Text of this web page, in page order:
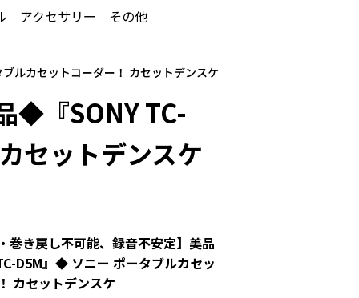
アクセサリー その他
ルカセットコーダー！ カセットデンスケ
◆『SONY TC-
セットデンスケ
巻き戻し不可能、録音不安定】美品
D5M』◆ ソニー ポータブルカセッ
カセットデンスケ